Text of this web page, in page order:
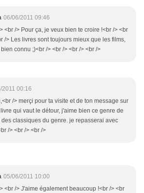
06/06/2011 09:46
<br /> Pour ça, je veux bien te croire !<br /> <br
/> Les livres sont toujours mieux que les films,
connu ;)<br /> <br /> <br /> <br />
2011 00:16
/> merçi pour ta visite et de ton message sur
qui vaut le détour, j'aime bien ce genre de
des classiques du genre. je repasserai avec
/> <br /> <br />
05/06/2011 10:00
<br /> J'aime également beaucoup !<br /> <br